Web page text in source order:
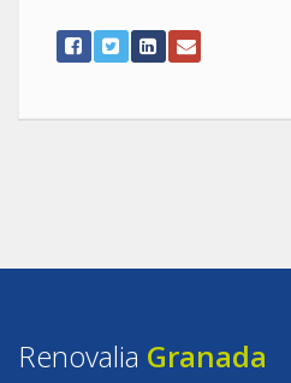
Renovalia Granada